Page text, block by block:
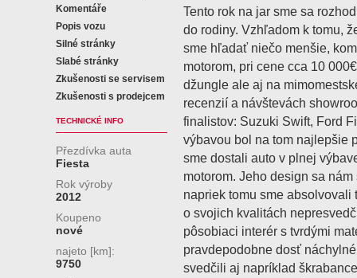
Komentáře
Popis vozu
Silné stránky
Slabé stránky
Zkušenosti se servisem
Zkušenosti s prodejcem
TECHNICKÉ INFO
Přezdívka auta
Fiesta
Rok výroby
2012
Koupeno
nové
najeto [km]:
9750
Tento rok na jar sme sa
do rodiny. Vzhľadom k tomu,
sme hľadať niečo menšie,
motorom, pri cene cca 10
džungle ale aj na
recenzií a návštevách
finalistov: Suzuki Swift, Ford
výbavou bol na tom najlepšie
sme dostali auto v plnej
motorom. Jeho design sa
napriek tomu sme
o svojich kvalitách
pôsobiaci interér s tvrdými
pravdepodobne dosť
svedčili aj napríklad